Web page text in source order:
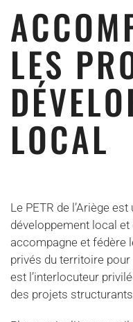
LES
LOCAL
Le PETR de l’Ariège
développement local
accompagne et fédère
privés du territoire
est l’interlocuteur
des projets